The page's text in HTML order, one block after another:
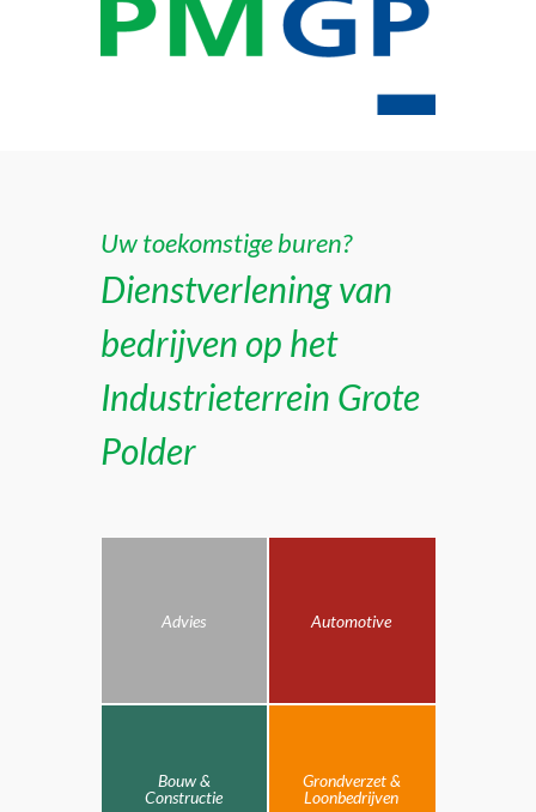
Uw toekomstige buren?
Dienstverlening van
bedrijven op het
Industrieterrein Grote
Polder
Advies Automotive
Bouw &
Constructie
Grondverzet &
Loonbedrijven